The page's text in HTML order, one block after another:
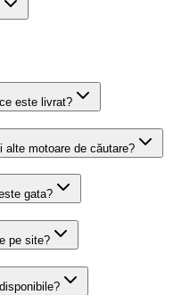
este livrat?
alte motoare de căutare?
gata?
pe site?